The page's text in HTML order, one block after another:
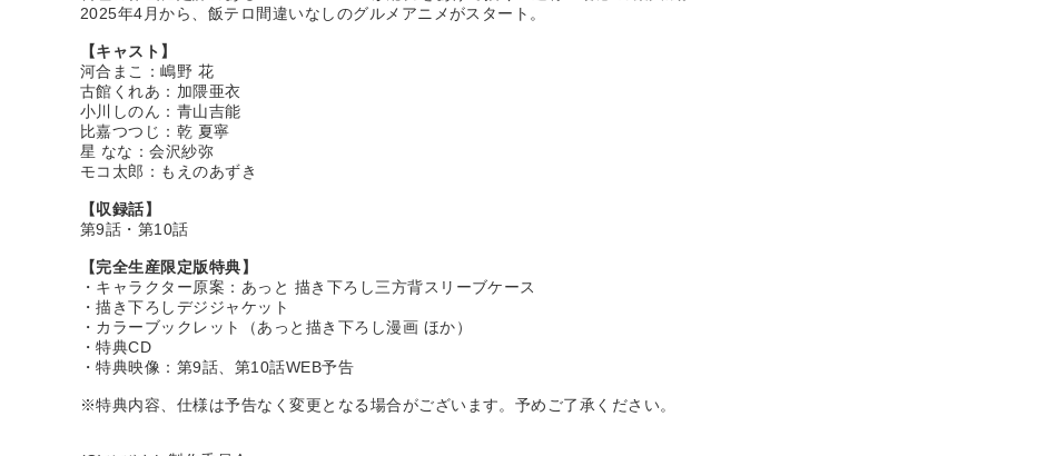
2025年4月から、飯テロ間違いなしのグルメアニメがスタート。
【キャスト】
河合まこ：嶋野 花
古館くれあ：加隈亜衣
小川しのん：青山吉能
比嘉つつじ：乾 夏寧
星 なな：会沢紗弥
モコ太郎：もえのあずき
【収録話】
第9話・第10話
【完全生産限定版特典】
・キャラクター原案：あっと 描き下ろし三方背スリーブケース
・描き下ろしデジジャケット
・カラーブックレット（あっと描き下ろし漫画 ほか）
・特典CD
・特典映像：第9話、第10話WEB予告
※特典内容、仕様は予告なく変更となる場合がございます。予めご了承ください。